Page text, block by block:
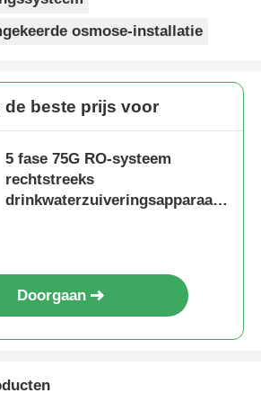
osmose-installatie
de beste prijs voor
5 fase 75G RO-systeem
rechtstreeks
drinkwaterzuiveringsapparaat
Doorgaan